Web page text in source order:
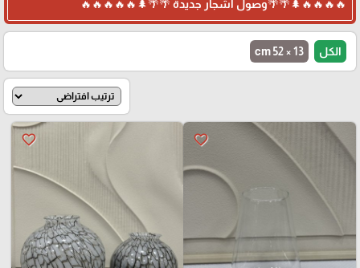
🔥🔥🔥🔥🌲🌴🌴وصول اشجار جديدة 🌴🌴🌲🔥🔥🔥🔥🔥
الكل cm 52 × 13
favorite_border
favorite_border